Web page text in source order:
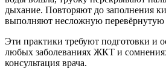
дыхание. Повторяют до заполнения
выполняют несложную перевёрнутую
Эти практики требуют подготовки и
любых заболеваниях ЖКТ и
консультация врача.